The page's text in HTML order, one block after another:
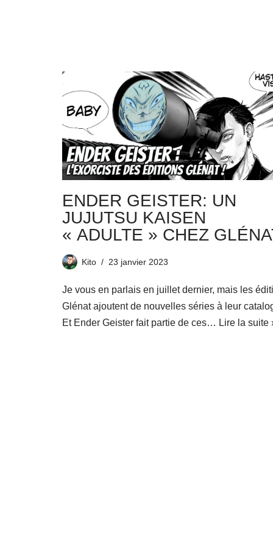
ENDER GEISTER: UN
JUJUTSU KAISEN
« ADULTE » CHEZ
Kito 23 janvier 2023
Je vous en parlais en juillet dernier, mais les
Glénat ajoutent de nouvelles séries à leur
Et Ender Geister fait partie de ces… Lire la suite